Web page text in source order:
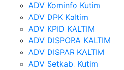
ADV Kominfo Kutim
ADV DPK Kaltim
ADV KPID KALTIM
ADV DISPORA KALTIM
ADV DISPAR KALTIM
ADV Setkab. Kutim